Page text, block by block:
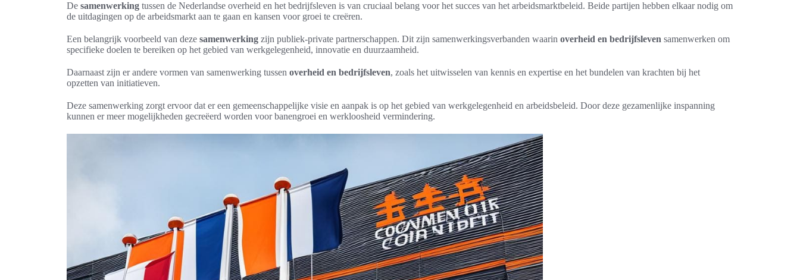
De samenwerking tussen de Nederlandse overheid en het bedrijfsleven is van cruciaal belang voor het succes van het arbeidsmarktbeleid. Beide partijen hebben elkaar nodig om
de uitdagingen op de arbeidsmarkt aan te gaan en kansen voor groei te creëren.
Een belangrijk voorbeeld van deze samenwerking zijn publiek-private partnerschappen. Dit zijn samenwerkingsverbanden waarin overheid en bedrijfsleven samenwerken om
specifieke doelen te bereiken op het gebied van werkgelegenheid, innovatie en duurzaamheid.
Daarnaast zijn er andere vormen van samenwerking tussen overheid en bedrijfsleven, zoals het uitwisselen van kennis en expertise en het bundelen van krachten bij het
opzetten van initiatieven.
Deze samenwerking zorgt ervoor dat er een gemeenschappelijke visie en aanpak is op het gebied van werkgelegenheid en arbeidsbeleid. Door deze gezamenlijke inspanning
kunnen er meer mogelijkheden gecreëerd worden voor banengroei en werkloosheid vermindering.